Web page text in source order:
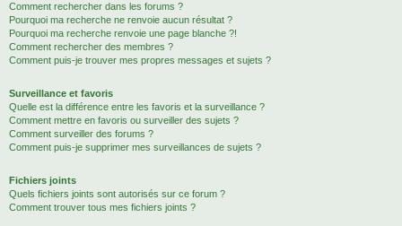
Comment rechercher dans les forums ?
Pourquoi ma recherche ne renvoie aucun résultat ?
Pourquoi ma recherche renvoie une page blanche ?!
Comment rechercher des membres ?
Comment puis-je trouver mes propres messages et sujets ?
Surveillance et favoris
Quelle est la différence entre les favoris et la surveillance ?
Comment mettre en favoris ou surveiller des sujets ?
Comment surveiller des forums ?
Comment puis-je supprimer mes surveillances de sujets ?
Fichiers joints
Quels fichiers joints sont autorisés sur ce forum ?
Comment trouver tous mes fichiers joints ?